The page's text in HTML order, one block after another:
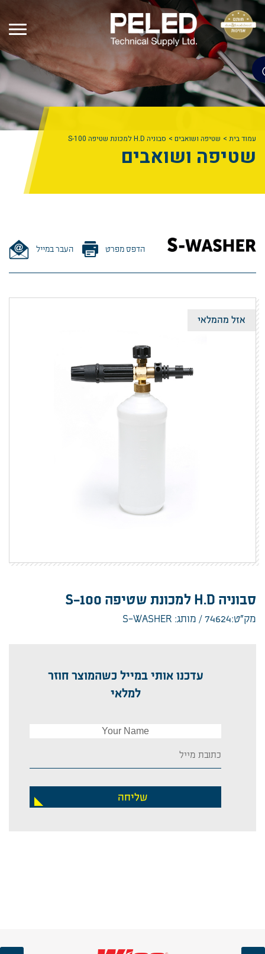
עמוד בית שטיפה ושואבים סבוניה H.D למכונת שטיפה S-100
שטיפה ושואבים
הדפס מפרט העבר במייל
אזל מהמלאי
סבוניה H.D למכונת שטיפה S-100
מק”ט:74624 מותג: S-WASHER
עדכנו אותי במייל כשהמוצר חוזר
למלאי
שליחה